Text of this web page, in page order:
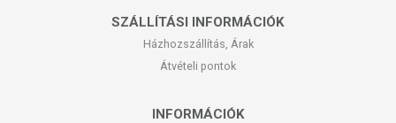
SZÁLLÍTÁSI INFORMÁCIÓK
Házhozszállítás, Árak
Átvételi pontok
INFORMÁCIÓK